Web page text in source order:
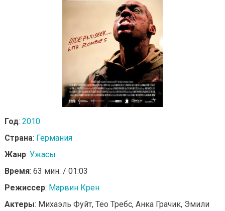
Год: 2010
Страна: Германия
Жанр: Ужасы
Время: 63 мин. / 01:03
Режиссер: Марвин Крен
Актеры: Михаэль Фуйт, Тео Требс, Анка Грачик, Эмили